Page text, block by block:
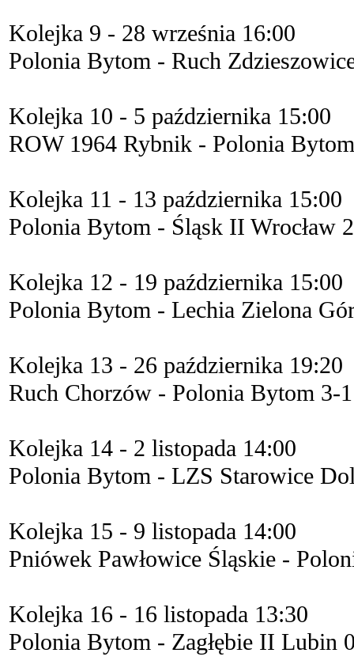
Kolejka 9 - 28 września 16:00
Polonia Bytom - Ruch
Kolejka 10 - 5 października 15:00
ROW 1964 Rybnik - Polonia
Kolejka 11 - 13 października 15:00
Polonia Bytom - Śląsk II Wrocław
Kolejka 12 - 19 października 15:00
Polonia Bytom - Lechia Zielona
Kolejka 13 - 26 października 19:20
Ruch Chorzów - Polonia Bytom 3-1
Kolejka 14 - 2 listopada 14:00
Polonia Bytom - LZS Starowice
Kolejka 15 - 9 listopada 14:00
Pniówek Pawłowice Śląskie -
Kolejka 16 - 16 listopada 13:30
Polonia Bytom - Zagłębie II Lubin